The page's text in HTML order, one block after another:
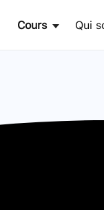
Cours Qui